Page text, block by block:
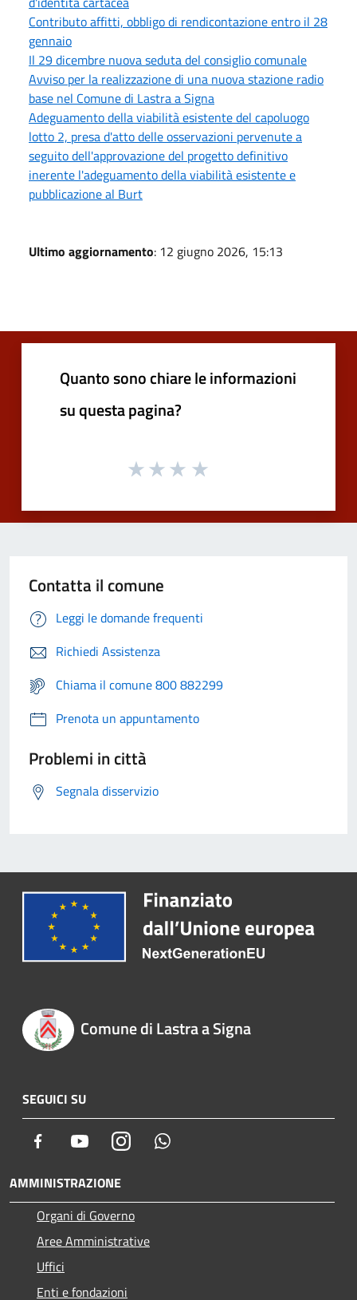
Contributo affitti, obbligo di rendicontazione entro il 28
gennaio
Il 29 dicembre nuova seduta del consiglio comunale
Avviso per la realizzazione di una nuova stazione radio
base nel Comune di Lastra a Signa
Adeguamento della viabilità esistente del capoluogo
lotto 2, presa d'atto delle osservazioni pervenute a
seguito dell'approvazione del progetto definitivo
inerente l'adeguamento della viabilità esistente e
pubblicazione al Burt
Ultimo aggiornamento: 12 giugno 2026, 15:13
Quanto sono chiare le informazioni
su questa pagina?
Contatta il comune
Leggi le domande frequenti
Richiedi Assistenza
Chiama il comune 800 882299
Prenota un appuntamento
Problemi in città
Segnala disservizio
Comune di Lastra a Signa
SEGUICI SU
Facebook YoutubeInstagram
AMMINISTRAZIONE
Organi di Governo
Aree Amministrative
Uffici
Enti e fondazioni